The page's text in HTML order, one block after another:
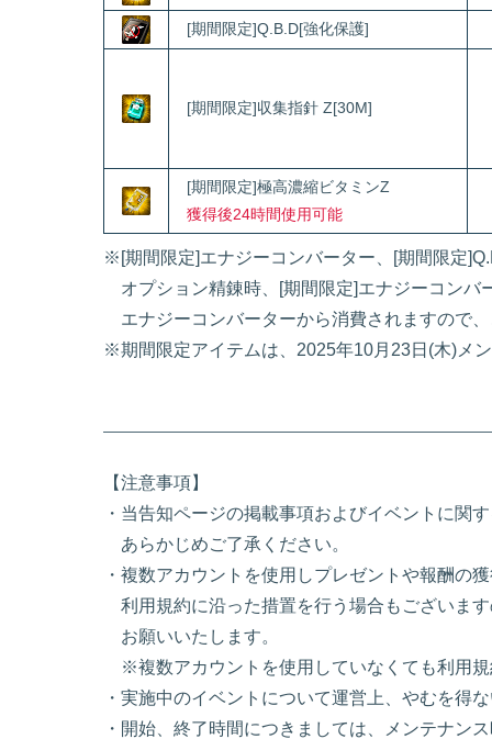
[期間限定]Q.B.D[強化保護]
[期間限定]収集指針 Z[30M]
[期間限定]極高濃縮ビタミンZ
獲得後24時間使用可能
※[期間限定]エナジーコンバーター、[期間限定
オプション精錬時、[期間限定]エナジーコンバ
エナジーコンバーターから消費されますので
※期間限定アイテムは、2025年10月23日(木)メ
【注意事項】
・当告知ページの掲載事項およびイベントに関
あらかじめご了承ください。
・複数アカウントを使用しプレゼントや報酬の
利用規約に沿った措置を行う場合もございま
お願いいたします。
※複数アカウントを使用していなくても利用
・実施中のイベントについて運営上、やむを得
・開始、終了時間につきましては、メンテナン